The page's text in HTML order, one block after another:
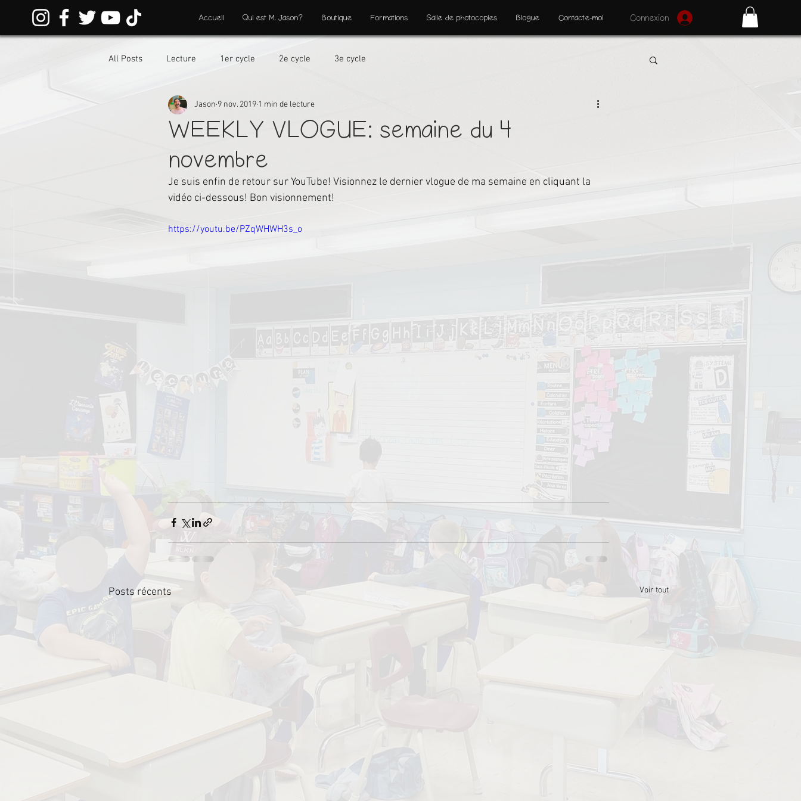
Accueil Qui est M. Jason? Boutique Formations Salle de photocopies Blogue Contacte-moi Connexion
All Posts Lecture 1er cycle 2e cycle 3e cycle
WEEKLY VLOGUE: semaine du 4
novembre
Jason 9 nov. 2019 1 min de lecture
Je suis enfin de retour sur YouTube! Visionnez le dernier vlogue de ma semaine en cliquant la
vidéo ci-dessous! Bon visionnement!
https://youtu.be/PZqWHWH3s_o
Posts récents Voir tout